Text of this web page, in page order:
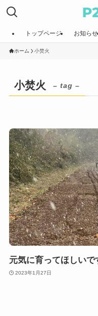
トップページ お知らせ
ホーム 小焚火
小焚火 – tag –
元気に育ってほしい
2023年1月27日